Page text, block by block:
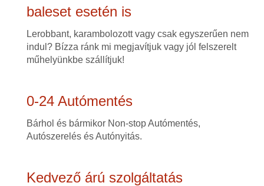
baleset esetén is
Lerobbant, karambolozott vagy csak egyszerűen nem
indul? Bízza ránk mi megjavítjuk vagy jól felszerelt
műhelyünkbe szállítjuk!
0-24 Autómentés
Bárhol és bármikor Non-stop Autómentés,
Autószerelés és Autónyitás.
Kedvező árú szolgáltatás